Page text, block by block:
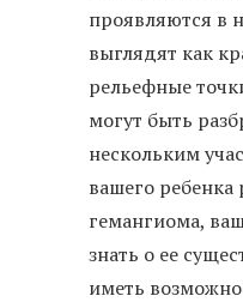
проявляются в
выглядят как
рельефные
могут быть
нескольким
вашего ребенка
гемангиома,
знать о ее
иметь